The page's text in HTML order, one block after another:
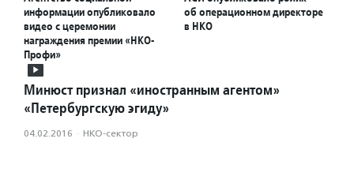
информации опубликовало
видео с церемонии
награждения премии «НКО-
Профи»
об операционном директоре
в НКО
Минюст признал «иностранным агентом»
«Петербургскую эгиду»
04.02.2016 · НКО-сектор